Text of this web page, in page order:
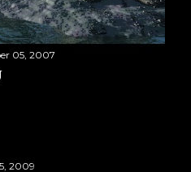
05, 2007
2009